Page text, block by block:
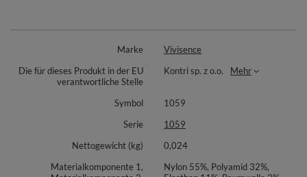
Marke
Vivisence
Die für dieses Produkt in der EU
verantwortliche Stelle
Kontri sp. z o.o. Mehr
Symbol
1059
Serie
1059
Nettogewicht (kg)
0,024
Materialkomponente 1,
Nylon 55%, Polyamid 32%,